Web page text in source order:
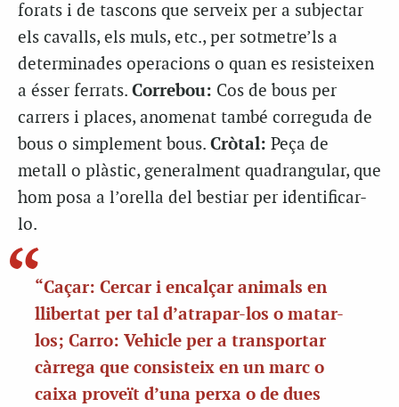
forats i de tascons que serveix per a subjectar
els cavalls, els muls, etc., per sotmetre’ls a
determinades operacions o quan es resisteixen
a ésser ferrats. Correbou: Cos de bous per
carrers i places, anomenat també correguda de
bous o simplement bous. Cròtal: Peça de
metall o plàstic, generalment quadrangular, que
hom posa a l’orella del bestiar per identificar-
lo.
“Caçar: Cercar i encalçar animals en
llibertat per tal d’atrapar-los o matar-
los; Carro: Vehicle per a transportar
càrrega que consisteix en un marc o
caixa proveït d’una perxa o de dues